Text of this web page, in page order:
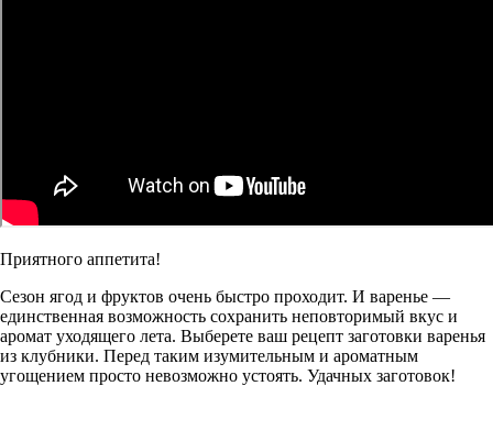
Приятного аппетита!
Сезон ягод и фруктов очень быстро проходит. И варенье —
единственная возможность сохранить неповторимый вкус и
аромат уходящего лета. Выберете ваш рецепт заготовки варенья
из клубники. Перед таким изумительным и ароматным
угощением просто невозможно устоять. Удачных заготовок!